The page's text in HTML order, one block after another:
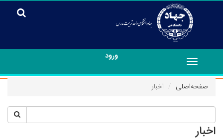
ورود
Toggle
navigation
صفحه‌اصلی
اخبار
اخبار